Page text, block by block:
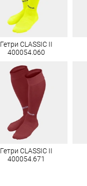
Гетри CLASSIC II
400054.060
Гетри CLASSIC II
400054.671